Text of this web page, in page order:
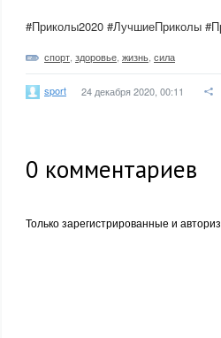
#Приколы2020 #ЛучшиеПриколы
спорт здоровье жизнь сила
sport 24 декабря 2020, 00:11
0 комментариев
Только зарегистрированные и